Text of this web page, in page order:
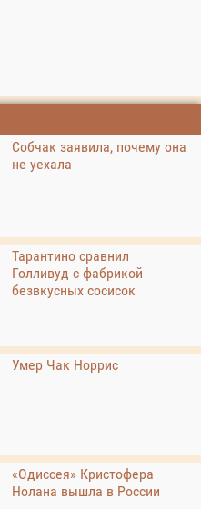
Собчак заявила, почему она
не уехала
Тарантино сравнил
Голливуд с фабрикой
безвкусных сосисок
Умер Чак Норрис
«Одиссея» Кристофера
Нолана вышла в России